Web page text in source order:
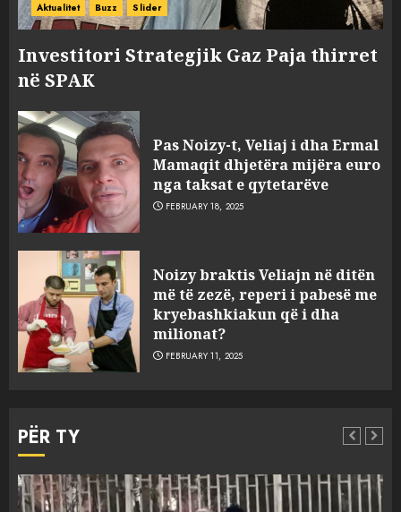
Aktualitet Buzz Slider
Investitori Strategjik Gaz Paja thirret
në SPAK
Pas Noizy-t, Veliaj i dha Ermal
Mamaqit dhjetëra mijëra euro
nga taksat e qytetarëve
FEBRUARY 18, 2025
Noizy braktis Veliajn në ditën
më të zezë, reperi i pabesë me
kryebashkiakun që i dha
milionat?
FEBRUARY 11, 2025
PËR TY
3
sulmuan “One Albania”,
ngjarja u fsheh. A u vodhën
serverat?
4
çfarë dënimi kërkon për
Mariela dhe Antonela
Berishën
MARCH 25, 2025
5
dëshmia e Nuredin Dumanit
plagosën!
MARCH 25, 2025